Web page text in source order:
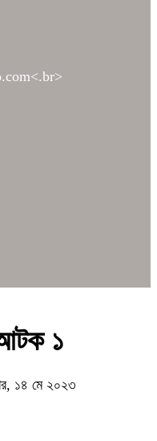
আটক ১
১৪ মে ২০২৩